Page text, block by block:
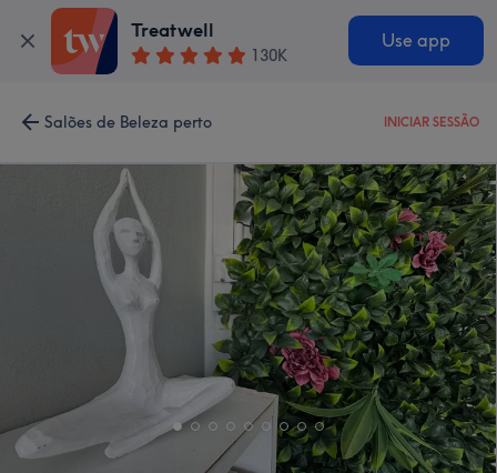
Treatwell
130K
Use app
Salões de Beleza perto INICIAR SESSÃO